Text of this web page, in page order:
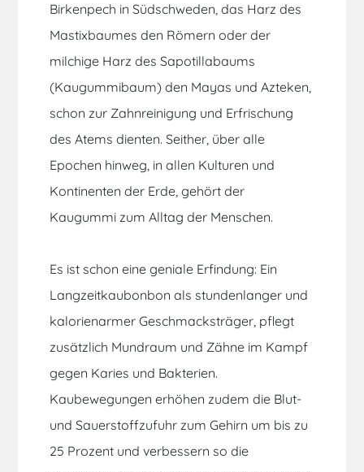
Birkenpech in Südschweden, das Harz des
Mastixbaumes den Römern oder der
milchige Harz des Sapotillabaums
(Kaugummibaum) den Mayas und Azteken,
schon zur Zahnreinigung und Erfrischung
des Atems dienten. Seither, über alle
Epochen hinweg, in allen Kulturen und
Kontinenten der Erde, gehört der
Kaugummi zum Alltag der Menschen.
Es ist schon eine geniale Erfindung: Ein
Langzeitkaubonbon als stundenlanger und
kalorienarmer Geschmacksträger, pflegt
zusätzlich Mundraum und Zähne im Kampf
gegen Karies und Bakterien.
Kaubewegungen erhöhen zudem die Blut-
und Sauerstoffzufuhr zum Gehirn um bis zu
25 Prozent und verbessern so die